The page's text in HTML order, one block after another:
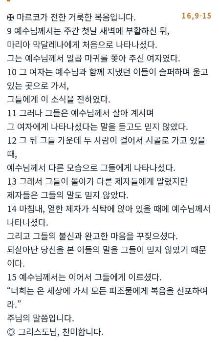
✠ 마르코가 전한 거룩한 복음입니다. 16,9-15
9 예수님께서는 주간 첫날 새벽에 부활하신 뒤,
마리아 막달레나에게 처음으로 나타나셨다.
그는 예수님께서 일곱 마귀를 쫓아 주신 여자였다.
10 그 여자는 예수님과 함께 지냈던 이들이 슬퍼하며 울고
있는 곳으로 가서,
그들에게 이 소식을 전하였다.
11 그러나 그들은 예수님께서 살아 계시며
그 여자에게 나타나셨다는 말을 듣고도 믿지 않았다.
12 그 뒤 그들 가운데 두 사람이 걸어서 시골로 가고 있을
때,
예수님께서 다른 모습으로 그들에게 나타나셨다.
13 그래서 그들이 돌아가 다른 제자들에게 알렸지만
제자들은 그들의 말도 믿지 않았다.
14 마침내, 열한 제자가 식탁에 앉아 있을 때에 예수님께서
나타나셨다.
그리고 그들의 불신과 완고한 마음을 꾸짖으셨다.
되살아난 당신을 본 이들의 말을 그들이 믿지 않았기 때문
이다.
15 예수님께서는 이어서 그들에게 이르셨다.
“너희는 온 세상에 가서 모든 피조물에게 복음을 선포하여
라.”
주님의 말씀입니다.
◎ 그리스도님, 찬미합니다.